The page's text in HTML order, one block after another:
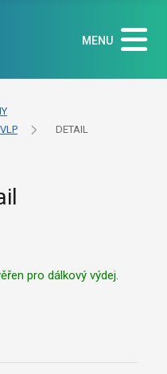
MENU
DETAIL
pro dálkový výdej.